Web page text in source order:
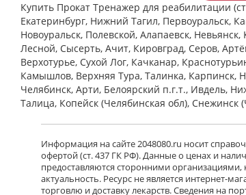
Купить Прокат Тренажер для реабилитации
Екатеринбург, Нижний Тагил, Первоуральск,
Новоуральск, Полевской, Алапаевск,
Лесной, Сысерть, Ачит, Кировград, Серов,
Верхотурье, Сухой Лог, Качканар,
Камышлов, Верхняя Тура, Талинка, Карпинск,
Челябинск, Арти, Белоярский п.г.т., Ивдель,
Талица, Копейск (Челябинская обл), Снежинск
Информация на сайте 2048080.ru носит
офертой (ст. 437 ГК РФ). Данные о ценах и
предоставляются сторонними организациями,
актуальность. Ресурс не является интернет-
торговлю и доставку лекарств. Сведения на